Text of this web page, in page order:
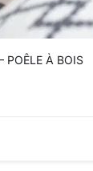
POÊLE À BOIS